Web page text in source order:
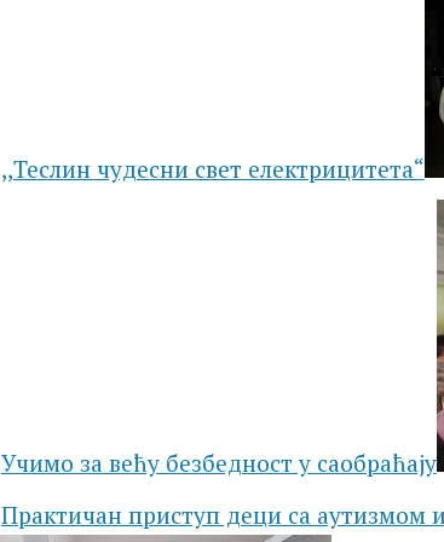
,,Теслин чудесни свет електрицитета“
Учимо за већу безбедност у саобраћају
Практичан приступ деци са аутизмом